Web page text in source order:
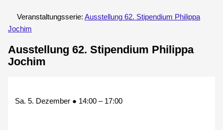
Veranstaltungsserie: Ausstellung 62. Stipendium Philippa
Jochim
Ausstellung 62. Stipendium Philippa
Jochim
Sa. 5. Dezember ● 14:00– 17:00